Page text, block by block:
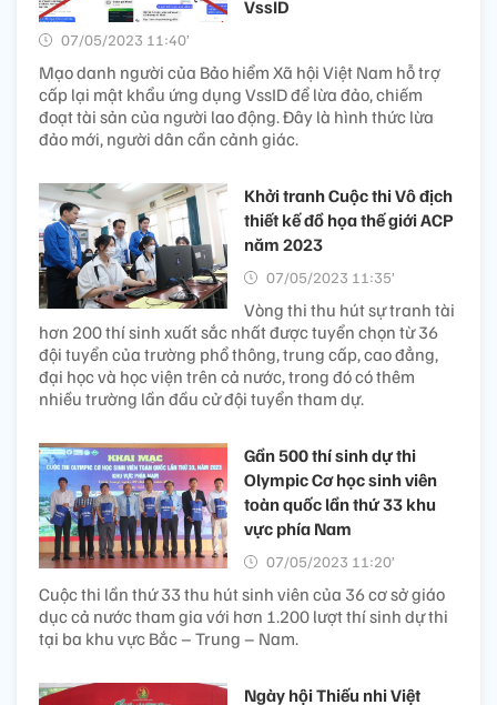
VssID
07/05/2023 11:40’
Mạo danh người của Bảo hiểm Xã hội Việt Nam hỗ trợ
cấp lại mật khẩu ứng dụng VssID để lừa đảo, chiếm
đoạt tài sản của người lao động. Đây là hình thức lừa
đảo mới, người dân cần cảnh giác.
Khởi tranh Cuộc thi Vô địch
thiết kế đồ họa thế giới ACP
năm 2023
07/05/2023 11:35’
Vòng thi thu hút sự tranh tài
hơn 200 thí sinh xuất sắc nhất được tuyển chọn từ 36
đội tuyển của trường phổ thông, trung cấp, cao đẳng,
đại học và học viện trên cả nước, trong đó có thêm
nhiều trường lần đầu cử đội tuyển tham dự.
Gần 500 thí sinh dự thi
Olympic Cơ học sinh viên
toàn quốc lần thứ 33 khu
vực phía Nam
07/05/2023 11:20’
Cuộc thi lần thứ 33 thu hút sinh viên của 36 cơ sở giáo
dục cả nước tham gia với hơn 1.200 lượt thí sinh dự thi
tại ba khu vực Bắc – Trung – Nam.
Ngày hội Thiếu nhi Việt